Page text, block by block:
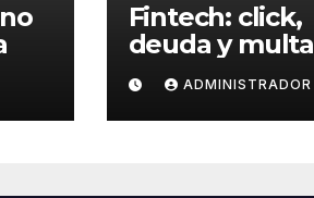
Fintech: click,
deuda y multa
ADMINISTRADOR